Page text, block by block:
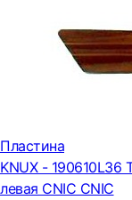
Пластина
KNUX - 190610L36
левая CNIC CNIC